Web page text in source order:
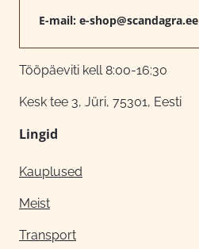
E-mail: e-shop@scandagra.ee
Tööpäeviti kell 8:00-16:30
Kesk tee 3, Jüri, 75301, Eesti
Lingid
Kauplused
Meist
Transport